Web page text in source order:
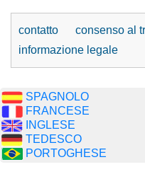
contatto
consenso al
informazione legale
SPAGNOLO
FRANCESE
INGLESE
TEDESCO
PORTOGHESE